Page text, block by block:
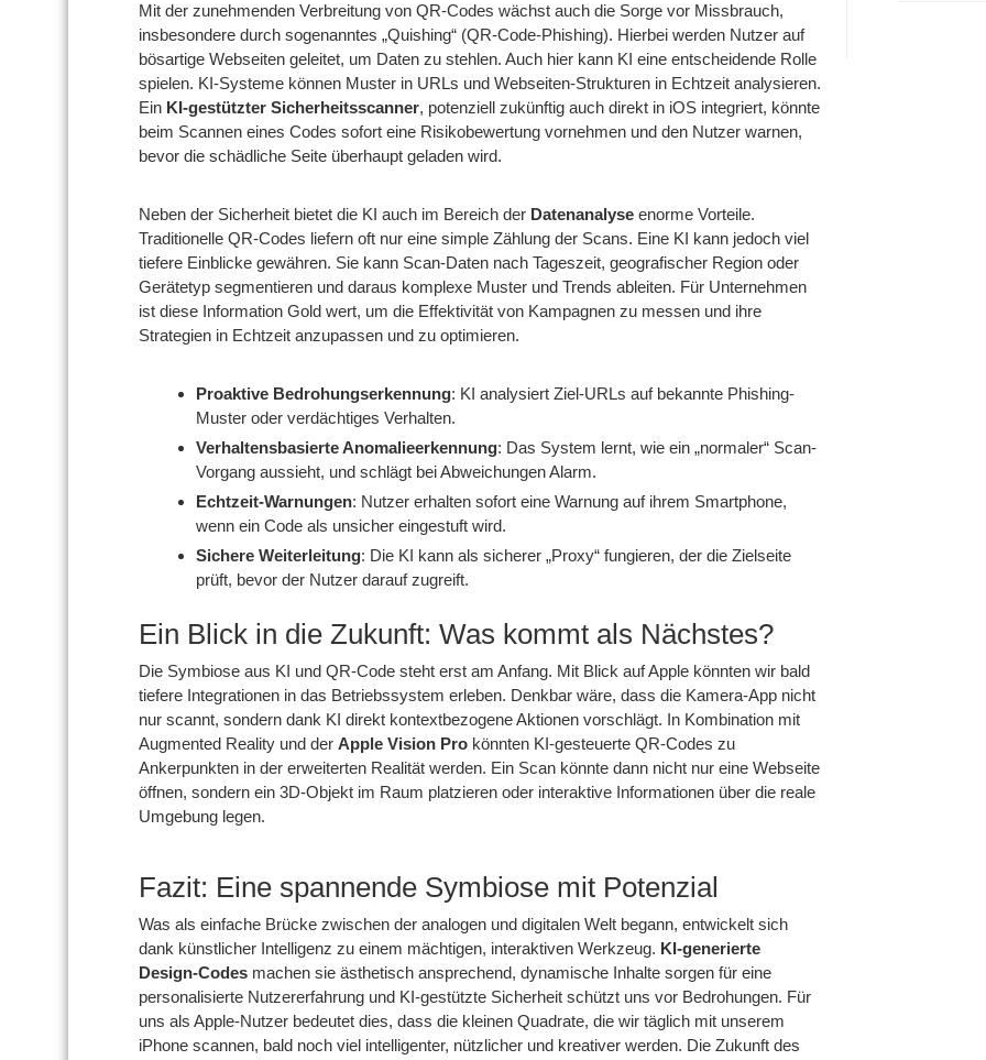
Mit der zunehmenden Verbreitung von QR-Codes wächst auch die Sorge vor Missbrauch,
insbesondere durch sogenanntes „Quishing“ (QR-Code-Phishing). Hierbei werden Nutzer auf
bösartige Webseiten geleitet, um Daten zu stehlen. Auch hier kann KI eine entscheidende Rolle
spielen. KI-Systeme können Muster in URLs und Webseiten-Strukturen in Echtzeit analysieren.
Ein KI-gestützter Sicherheitsscanner, potenziell zukünftig auch direkt in iOS integriert, könnte
beim Scannen eines Codes sofort eine Risikobewertung vornehmen und den Nutzer warnen,
bevor die schädliche Seite überhaupt geladen wird.
Neben der Sicherheit bietet die KI auch im Bereich der Datenanalyse enorme Vorteile.
Traditionelle QR-Codes liefern oft nur eine simple Zählung der Scans. Eine KI kann jedoch viel
tiefere Einblicke gewähren. Sie kann Scan-Daten nach Tageszeit, geografischer Region oder
Gerätetyp segmentieren und daraus komplexe Muster und Trends ableiten. Für Unternehmen
ist diese Information Gold wert, um die Effektivität von Kampagnen zu messen und ihre
Strategien in Echtzeit anzupassen und zu optimieren.
Proaktive Bedrohungserkennung: KI analysiert Ziel-URLs auf bekannte Phishing-
Muster oder verdächtiges Verhalten.
Verhaltensbasierte Anomalieerkennung: Das System lernt, wie ein „normaler“ Scan-
Vorgang aussieht, und schlägt bei Abweichungen Alarm.
Echtzeit-Warnungen: Nutzer erhalten sofort eine Warnung auf ihrem Smartphone,
wenn ein Code als unsicher eingestuft wird.
Sichere Weiterleitung: Die KI kann als sicherer „Proxy“ fungieren, der die Zielseite
prüft, bevor der Nutzer darauf zugreift.
Ein Blick in die Zukunft: Was kommt als Nächstes?
Die Symbiose aus KI und QR-Code steht erst am Anfang. Mit Blick auf Apple könnten wir bald
tiefere Integrationen in das Betriebssystem erleben. Denkbar wäre, dass die Kamera-App nicht
nur scannt, sondern dank KI direkt kontextbezogene Aktionen vorschlägt. In Kombination mit
Augmented Reality und der Apple Vision Pro könnten KI-gesteuerte QR-Codes zu
Ankerpunkten in der erweiterten Realität werden. Ein Scan könnte dann nicht nur eine Webseite
öffnen, sondern ein 3D-Objekt im Raum platzieren oder interaktive Informationen über die reale
Umgebung legen.
Fazit: Eine spannende Symbiose mit Potenzial
Was als einfache Brücke zwischen der analogen und digitalen Welt begann, entwickelt sich
dank künstlicher Intelligenz zu einem mächtigen, interaktiven Werkzeug. KI-generierte
Design-Codes machen sie ästhetisch ansprechend, dynamische Inhalte sorgen für eine
personalisierte Nutzererfahrung und KI-gestützte Sicherheit schützt uns vor Bedrohungen. Für
uns als Apple-Nutzer bedeutet dies, dass die kleinen Quadrate, die wir täglich mit unserem
iPhone scannen, bald noch viel intelligenter, nützlicher und kreativer werden. Die Zukunft des